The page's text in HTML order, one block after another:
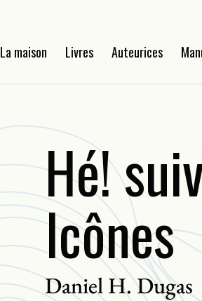
La maison Livres Auteurices
Hé!
Icônes
Daniel H. Dugas